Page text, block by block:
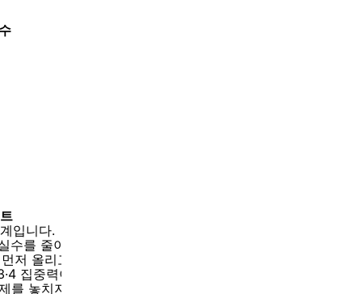
입니다.
를 줄이는 것이 좋습니다.
저 올리고 RC 시간 관리를 시작하는 단계입니다.
집중력이 중요합니다.
놓치지 않는 전략이 필요합니다.